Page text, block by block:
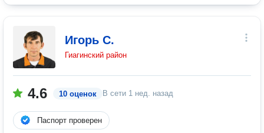
Игорь С.
Гиагинский район
4.6 10 оценок В сети 1 нед. назад
Паспорт проверен